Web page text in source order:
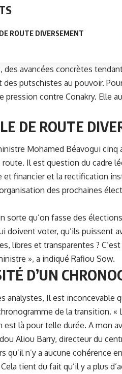
ROUTE DIVERSEMENT
des avancées concrètes
des putschistes au pouvoir.
contre Conakry. Elle
DE ROUTE
Mohamed Béavogui cinq
Il est question du cadre
et financier et la rectification
des prochaines
sorte qu’on fasse des
doivent voter, qu’ils puissent
libres et transparentes ?
», a indiqué Rafiou Sow.
D’UN
analystes, Il est inconcevable
de la transition. «
là pour telle durée. A mon
Aliou Barry, directeur du
qu’il n’y a aucune cohérence
tient du fait qu’il y a plus